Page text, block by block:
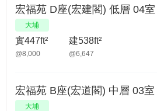
大埔
宏福苑 D座(宏建閣) 低層 04室
實447ft²
@8,000
建538ft²
@6,647
大埔
宏福苑 B座(宏道閣) 中層 03室